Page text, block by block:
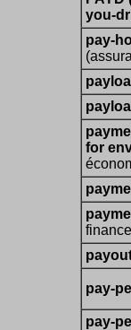
you-
pay-
for
pay-
pay-